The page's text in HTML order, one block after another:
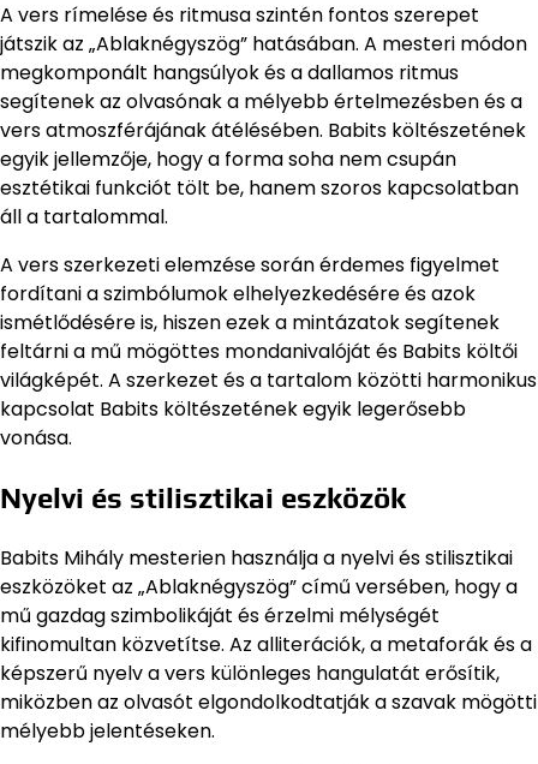
A vers rímelése és ritmusa szintén fontos szerepet
játszik az „Ablaknégyszög” hatásában. A mesteri módon
megkomponált hangsúlyok és a dallamos ritmus
segítenek az olvasónak a mélyebb értelmezésben és a
vers atmoszférájának átélésében. Babits költészetének
egyik jellemzője, hogy a forma soha nem csupán
esztétikai funkciót tölt be, hanem szoros kapcsolatban
áll a tartalommal.
A vers szerkezeti elemzése során érdemes figyelmet
fordítani a szimbólumok elhelyezkedésére és azok
ismétlődésére is, hiszen ezek a mintázatok segítenek
feltárni a mű mögöttes mondanivalóját és Babits költői
világképét. A szerkezet és a tartalom közötti harmonikus
kapcsolat Babits költészetének egyik legerősebb
vonása.
Nyelvi és stilisztikai eszközök
Babits Mihály mesterien használja a nyelvi és stilisztikai
eszközöket az „Ablaknégyszög” című versében, hogy a
mű gazdag szimbolikáját és érzelmi mélységét
kifinomultan közvetítse. Az alliterációk, a metaforák és a
képszerű nyelv a vers különleges hangulatát erősítik,
miközben az olvasót elgondolkodtatják a szavak mögötti
mélyebb jelentéseken.